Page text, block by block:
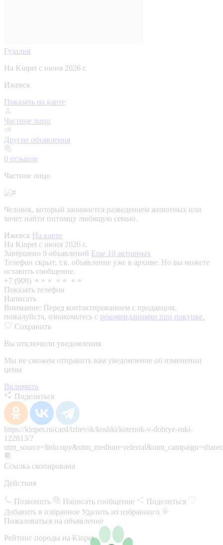
Гузалия
На Kinpet c июня 2026 г.
Ижевск
Показать на карте
Частное лицо
Другие объявления
0 отзывов
Частное лицо
Человек, который занимается разведением животных или
хочет найти питомцу любящую семью.
Ижевск На карте
На Kinpet c июня 2026 г.
Завершено 9 объявлений Еще 10 активных
Телефон скрыт, т.к. объявление уже в архиве. Но вы можете
оставить сообщение.
+7 (909) ⚬⚬⚬ ⚬⚬ ⚬⚬
Показать телефон
Написать
Внимание: Перед контактированием с продавцом,
пожалуйста, ознакомьтесь с рекомендациями при покупке.
Сохранить
Вы отключили уведомления
Мы не сможем отправить вам уведомление об изменении
цены
Включить
Поделиться
https://kinpet.ru/card/izhevsk/koshki/kotenok-v-dobrye-ruki-
122813/?
Ссылка скопирована
Действия
Позвонить Написать сообщение
Поделиться
Добавить в избранное Удалить из избранного
Пожаловаться на объявление
Рейтинг породы на Kinpet